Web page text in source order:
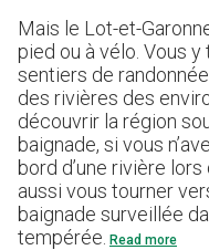
Mais le Lot-et-
pied ou à vélo. Vous
sentiers de
des rivières des
découvrir la région
baignade, si vous
bord d’une rivière
aussi vous tourner
baignade surveillée
tempérée. Read more